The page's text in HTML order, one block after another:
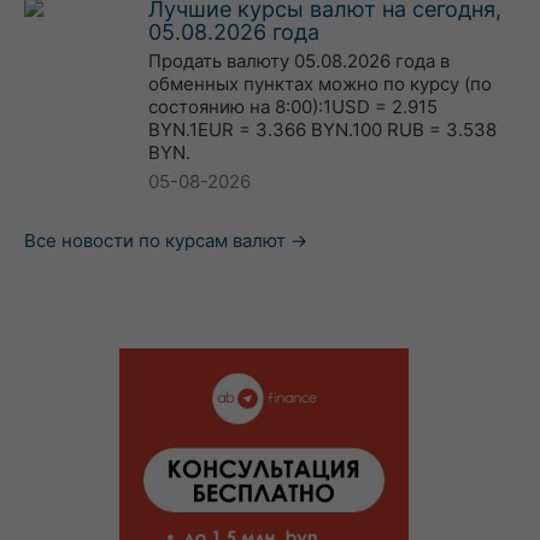
Лучшие курсы валют на сегодня,
05.08.2026 года
Продать валюту 05.08.2026 года в
обменных пунктах можно по курсу (по
состоянию на 8:00):1USD = 2.915
BYN.1EUR = 3.366 BYN.100 RUB = 3.538
BYN.
05-08-2026
Все новости по курсам валют →